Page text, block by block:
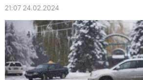
21:07 24.02.2024